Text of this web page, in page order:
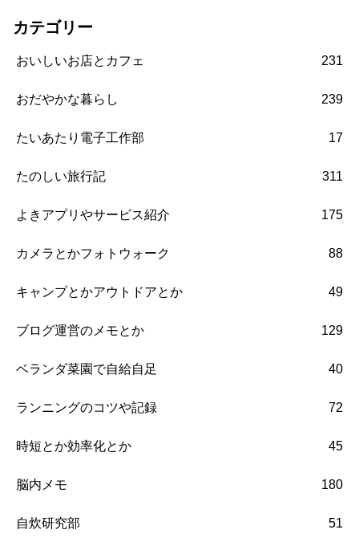
カテゴリー
おいしいお店とカフェ 231
おだやかな暮らし 239
たいあたり電子工作部 17
たのしい旅行記 311
よきアプリやサービス紹介 175
カメラとかフォトウォーク 88
キャンプとかアウトドアとか 49
ブログ運営のメモとか 129
ベランダ菜園で自給自足 40
ランニングのコツや記録 72
時短とか効率化とか 45
脳内メモ 180
自炊研究部 51